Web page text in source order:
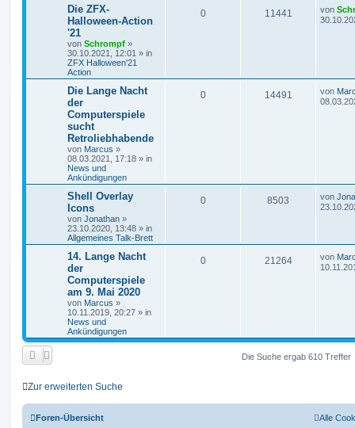
Die ZFX-
Halloween-Action
'21
von Schrompf »
30.10.2021, 12:01 » in
ZFX Halloween'21
Action
0 11441 von
Die Lange Nacht
der
Computerspiele
sucht
Retroliebhabende
von Marcus »
08.03.2021, 17:18 » in
News und
Ankündigungen
0 14491 von
Shell Overlay
Icons
von Jonathan »
23.10.2020, 13:48 » in
Allgemeines Talk-Brett
0 8503 von
14. Lange Nacht
der
Computerspiele
am 9. Mai 2020
von Marcus »
10.11.2019, 20:27 » in
News und
Ankündigungen
0 21264 von
Die Suche ergab 610 Treffer
Zur erweiterten Suche
Foren-Übersicht Alle